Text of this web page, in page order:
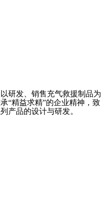
研发、销售充气救援制品为
“精益求精”的企业精神，致
产品的设计与研发。